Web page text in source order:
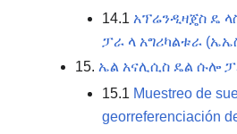
14.1 አፕሬንዲዛጄስ ዴ
ፓራ ላ አግሪካልቱራ
15. ኤል አናሊሲስ ዴል ሱሎ
15.1 Muestreo de
georreferenciación